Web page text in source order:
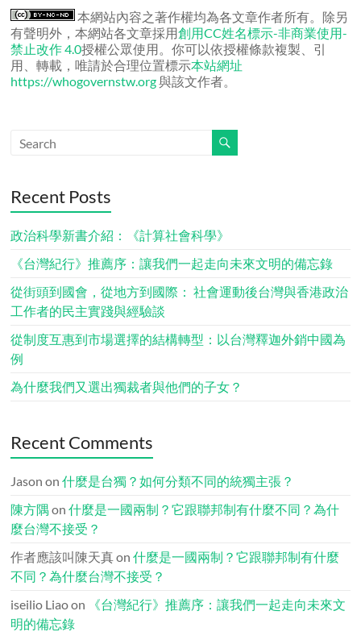
章
本網站內容之著作權均為各文章作者所有。除另
有聲明外，本網站各文章採用創用CC姓名標示-非商業使用-
禁止改作 4.0授權公眾使用。你可以依授權條款複製、引
用、轉載，唯請於合理位置標示本站網址
https://whogovernstw.org與該文作者。
Recent Posts
政治科學新書介紹：《計算社會科學》
《台灣紀行》推薦序：讓我們一起走向未來文明的備忘錄
從街頭到國會，從地方到國際： 社會運動後台灣與香港政治
工作者的民主實踐與經驗談
從制度互惠到市場選擇的結構轉型：以台灣釋迦外銷中國為
例
為什麼我們又選出獨裁者與他們的子女？
Recent Comments
Jason on什麼是台獨？如何分類不同的統獨主張？
陳方隅 on什麼是一國兩制？它跟聯邦制有什麼不同？為什
麼台灣不接受？
作者應該叫陳天真on什麼是一國兩制？它跟聯邦制有什麼
不同？為什麼台灣不接受？
iseilio Liaoon
《台灣紀行》推薦序：讓我們一起走向未來文
明的備忘錄